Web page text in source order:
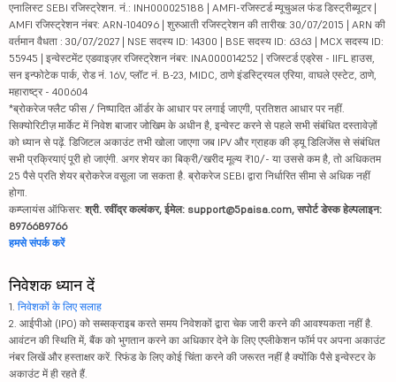
एनालिस्ट SEBI रजिस्ट्रेशन. नं.: INH000025188 | AMFI-रजिस्टर्ड म्यूचुअल फंड डिस्ट्रीब्यूटर |
AMFI रजिस्ट्रेशन नंबर: ARN-104096 | शुरुआती रजिस्ट्रेशन की तारीख: 30/07/2015 | ARN की
वर्तमान वैधता : 30/07/2027 | NSE सदस्य ID: 14300 | BSE सदस्य ID: 6363 | MCX सदस्य ID:
55945 | इन्वेस्टमेंट एडवाइज़र रजिस्ट्रेशन नंबर: INA000014252 | रजिस्टर्ड एड्रेस - IIFL हाउस,
सन इन्फोटेक पार्क, रोड नं. 16V, प्लॉट नं. B-23, MIDC, ठाणे इंडस्ट्रियल एरिया, वाघले एस्टेट, ठाणे,
महाराष्ट्र - 400604
*ब्रोकरेज फ्लैट फीस / निष्पादित ऑर्डर के आधार पर लगाई जाएगी, प्रतिशत आधार पर नहीं.
सिक्योरिटीज़ मार्केट में निवेश बाजार जोखिम के अधीन है, इन्वेस्ट करने से पहले सभी संबंधित दस्तावेज़ों
को ध्यान से पढ़ें. डिजिटल अकाउंट तभी खोला जाएगा जब IPV और ग्राहक की ड्यू डिलिजेंस से संबंधित
सभी प्रक्रियाएं पूरी हो जाएंगी. अगर शेयर का बिक्री/खरीद मूल्य ₹10/- या उससे कम है, तो अधिकतम
25 पैसे प्रति शेयर ब्रोकरेज वसूला जा सकता है. ब्रोकरेज SEBI द्वारा निर्धारित सीमा से अधिक नहीं
होगा.
कम्प्लायंस ऑफिसर: श्री. रवींद्र कल्वंकर, ईमेल: support@5paisa.com, सपोर्ट डेस्क हेल्पलाइन:
8976689766
हमसे संपर्क करें
निवेशक ध्यान दें
1. निवेशकों के लिए सलाह
2. आईपीओ (IPO) को सब्सक्राइब करते समय निवेशकों द्वारा चेक जारी करने की आवश्यकता नहीं है.
आवंटन की स्थिति में, बैंक को भुगतान करने का अधिकार देने के लिए एप्लीकेशन फॉर्म पर अपना अकाउंट
नंबर लिखें और हस्ताक्षर करें. रिफंड के लिए कोई चिंता करने की जरूरत नहीं है क्योंकि पैसे इन्वेस्टर के
अकाउंट में ही रहते हैं.